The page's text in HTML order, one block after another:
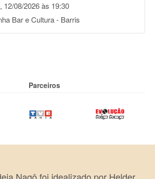
12/08/2026 às 19:30
Bar e Cultura - Barris
Parceiros